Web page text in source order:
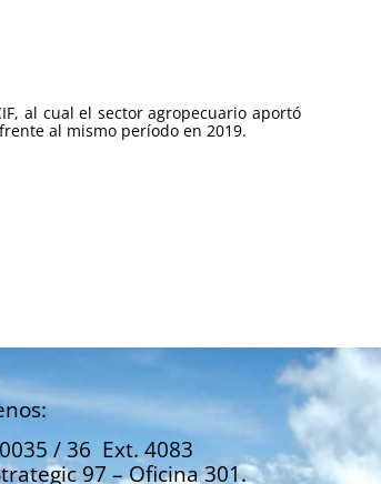
al cual el sector agropecuario aportó
al mismo período en 2019.
/ 36 Ext. 4083
97 – Oficina 301.